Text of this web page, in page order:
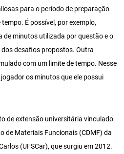
para o período de preparação
É possível, por exemplo,
de minutos utilizada por questão e o
desafios propostos. Outra
com um limite de tempo. Nesse
os minutos que ele possui
de extensão universitária vinculado
de Materiais Funcionais (CDMF) da
(UFSCar), que surgiu em 2012.